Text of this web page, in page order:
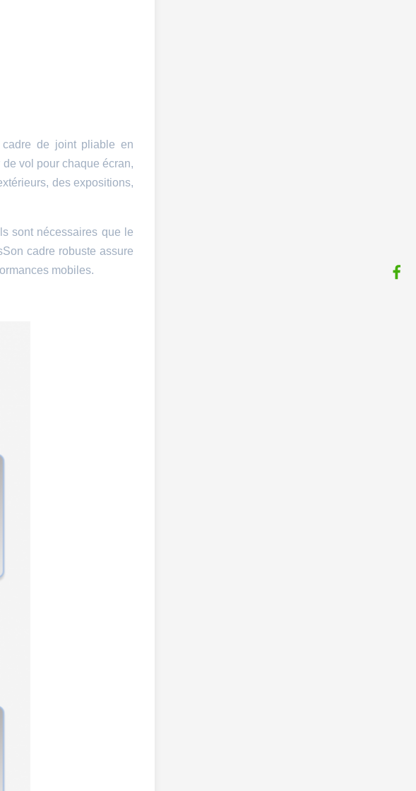
cadre de joint pliable en
vol pour chaque écran,
des expositions,
sont nécessaires que le
cadre robuste assure
mobiles.